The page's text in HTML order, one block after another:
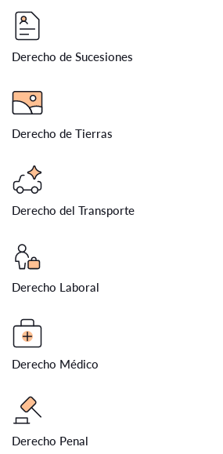
Derecho de Sucesiones
Derecho de Tierras
Derecho del Transporte
Derecho Laboral
Derecho Médico
Derecho Penal